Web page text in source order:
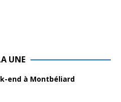
UNE
end à Montbéliard